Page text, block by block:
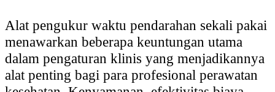
Alat pengukur waktu pendarahan sekali pakai
menawarkan beberapa keuntungan utama
dalam pengaturan klinis yang menjadikannya
alat penting bagi para profesional perawatan